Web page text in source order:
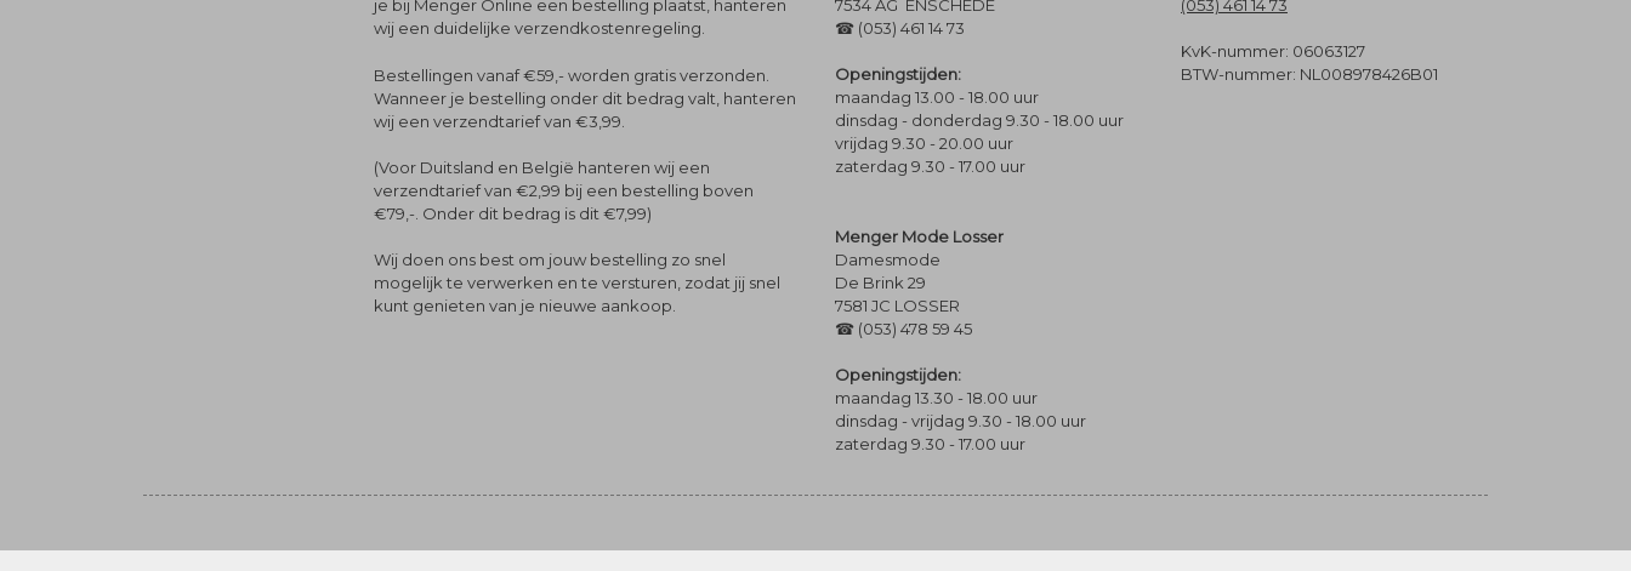
je bij Menger Online een bestelling plaatst, hanteren
wij een duidelijke verzendkostenregeling.
Bestellingen vanaf €59,- worden gratis verzonden.
Wanneer je bestelling onder dit bedrag valt, hanteren
wij een verzendtarief van €3,99.
(Voor Duitsland en België hanteren wij een
verzendtarief van €2,99 bij een bestelling boven
€79,-. Onder dit bedrag is dit €7,99)
Wij doen ons best om jouw bestelling zo snel
mogelijk te verwerken en te versturen, zodat jij snel
kunt genieten van je nieuwe aankoop.
7534 AG ENSCHEDE
☎ (053) 461 14 73
Openingstijden:
maandag 13.00 - 18.00 uur
dinsdag - donderdag 9.30 - 18.00 uur
vrijdag 9.30 - 20.00 uur
zaterdag 9.30 - 17.00 uur
Menger Mode Losser
Damesmode
De Brink 29
7581 JC LOSSER
☎ (053) 478 59 45
Openingstijden:
maandag 13.30 - 18.00 uur
dinsdag - vrijdag 9.30 - 18.00 uur
zaterdag 9.30 - 17.00 uur
(053) 461 14 73
KvK-nummer: 06063127
BTW-nummer: NL008978426B01